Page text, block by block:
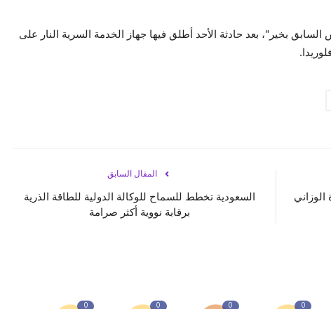
بخير"، بعد حادثة الأحد أطلق فيها جهاز الخدمة السرية النار على
المقال السابق
السعودية‭‬ تخطط للسماح للوكالة الدولية للطاقة الذرية
برقابة نووية أكثر صرامة
0
0
0
0